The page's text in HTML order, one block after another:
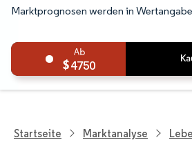
Marktprognosen werden in
4750
Startseite Marktanalyse